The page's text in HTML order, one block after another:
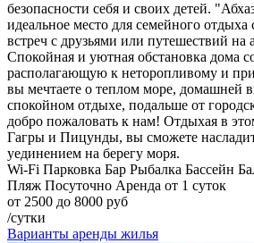
безопасности себя и своих детей.
идеальное место для семейного
встреч с друзьями или путешествий на
Спокойная и уютная обстановка дома
располагающую к неторопливому и
вы мечтаете о теплом море, домашней
спокойном отдыхе, подальше от
добро пожаловать к нам! Отдыхая в
Гагры и Пицунды, вы сможете
уединением на берегу моря.
Wi-Fi Парковка Бар Рыбалка Бассейн
Пляж Посуточно Аренда от 1 суток
от 2500 до 8000 руб
/сутки
Варианты аренды жилья